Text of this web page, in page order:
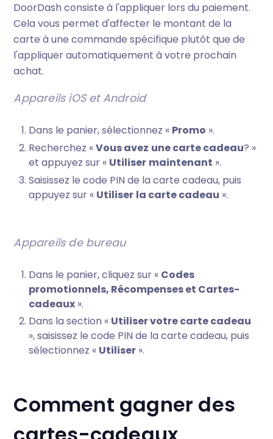
DoorDash consiste à l'appliquer lors du paiement.
Cela vous permet d'affecter le montant de la
carte à une commande spécifique plutôt que de
l'appliquer automatiquement à votre prochain
achat.
Appareils iOS et Android
Dans le panier, sélectionnez « Promo ».
Recherchez «Vous avez une carte cadeau? »
et appuyez sur « Utiliser maintenant ».
Saisissez le code PIN de la carte cadeau, puis
appuyez sur « Utiliser la carte cadeau ».
Appareils de bureau
Dans le panier, cliquez sur « Codes
promotionnels, Récompenses et Cartes-
cadeaux ».
Dans la section « Utiliser votre carte cadeau
», saisissez le code PIN de la carte cadeau, puis
sélectionnez « Utiliser ».
Comment gagner des